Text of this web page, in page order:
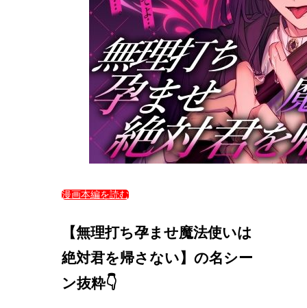
漫画本編を読む
【無理打ち孕ませ魔法使いは
絶対君を帰さない】の名シー
ン抜粋👇